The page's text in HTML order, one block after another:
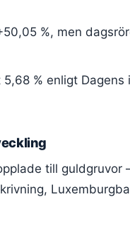
%, men
% enligt Dagens
till guldgruvor